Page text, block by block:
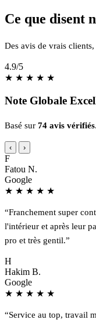
Ce que disent
Des avis de vrais
4.9/5
★ ★ ★ ★ ★
Note Globale
Basé sur 74 avis vérifiés.
‹ ›
F
Fatou N.
Google
★ ★ ★ ★ ★
“Franchement super
l'intérieur et après leur
pro et très gentil.”
H
Hakim B.
Google
★ ★ ★ ★ ★
“Service au top, travail